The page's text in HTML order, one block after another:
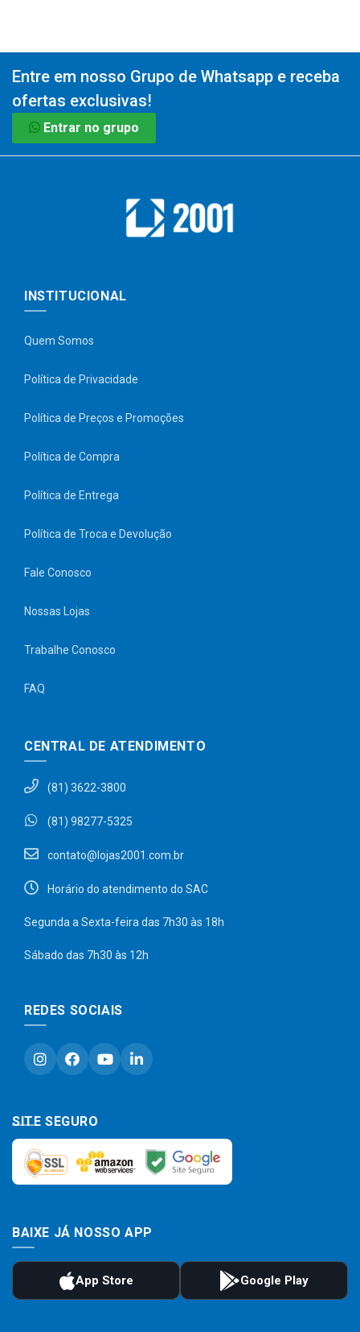
Entre em nosso Grupo de Whatsapp e receba
ofertas exclusivas!
Entrar no grupo
INSTITUCIONAL
Quem Somos
Política de Privacidade
Política de Preços e Promoções
Política de Compra
Política de Entrega
Política de Troca e Devolução
Fale Conosco
Nossas Lojas
Trabalhe Conosco
FAQ
CENTRAL DE ATENDIMENTO
(81) 3622-3800
(81) 98277-5325
contato@lojas2001.com.br
Horário do atendimento do SAC
Segunda a Sexta-feira das 7h30 às 18h
Sábado das 7h30 às 12h
REDES SOCIAIS
SITE SEGURO
BAIXE JÁ NOSSO APP